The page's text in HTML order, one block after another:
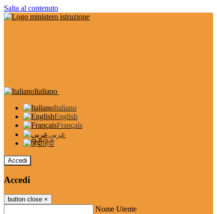
Salta al contenuto
Italiano
Italiano
English
Français
عربى
हिंदी
Accedi
Accedi
button close ×
Nome Utente